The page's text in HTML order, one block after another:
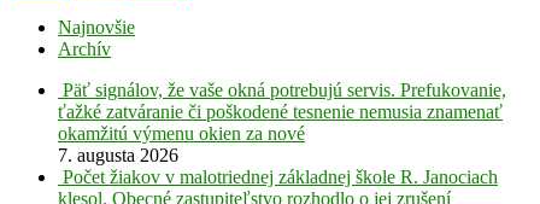
Najnovšie
Archív
Päť signálov, že vaše okná potrebujú servis. Prefukovanie,
ťažké zatváranie či poškodené tesnenie nemusia znamenať
okamžitú výmenu okien za nové
7. augusta 2026
Počet žiakov v malotriednej základnej škole R. Janociach
klesol. Obecné zastupiteľstvo rozhodlo o jej zrušení